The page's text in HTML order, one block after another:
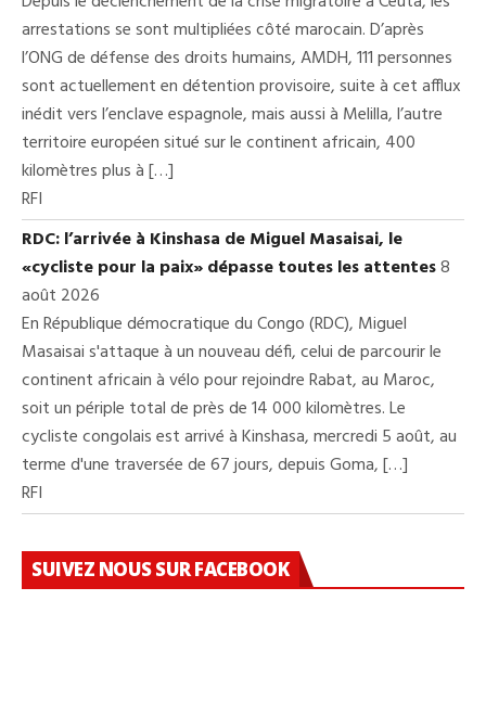
arrestations se sont multipliées côté marocain. D’après
l’ONG de défense des droits humains, AMDH, 111 personnes
sont actuellement en détention provisoire, suite à cet afflux
inédit vers l’enclave espagnole, mais aussi à Melilla, l’autre
territoire européen situé sur le continent africain, 400
kilomètres plus à […]
RFI
RDC: l’arrivée à Kinshasa de Miguel Masaisai, le
«cycliste pour la paix» dépasse toutes les attentes8
août 2026
En République démocratique du Congo (RDC), Miguel
Masaisai s'attaque à un nouveau défi, celui de parcourir le
continent africain à vélo pour rejoindre Rabat, au Maroc,
soit un périple total de près de 14 000 kilomètres. Le
cycliste congolais est arrivé à Kinshasa, mercredi 5 août, au
terme d'une traversée de 67 jours, depuis Goma, […]
RFI
SUIVEZ NOUS SUR FACEBOOK